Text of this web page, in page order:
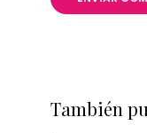
También